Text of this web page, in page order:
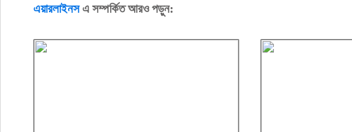
এয়ারলাইনসএ সম্পর্কিত আরও পড়ুন: